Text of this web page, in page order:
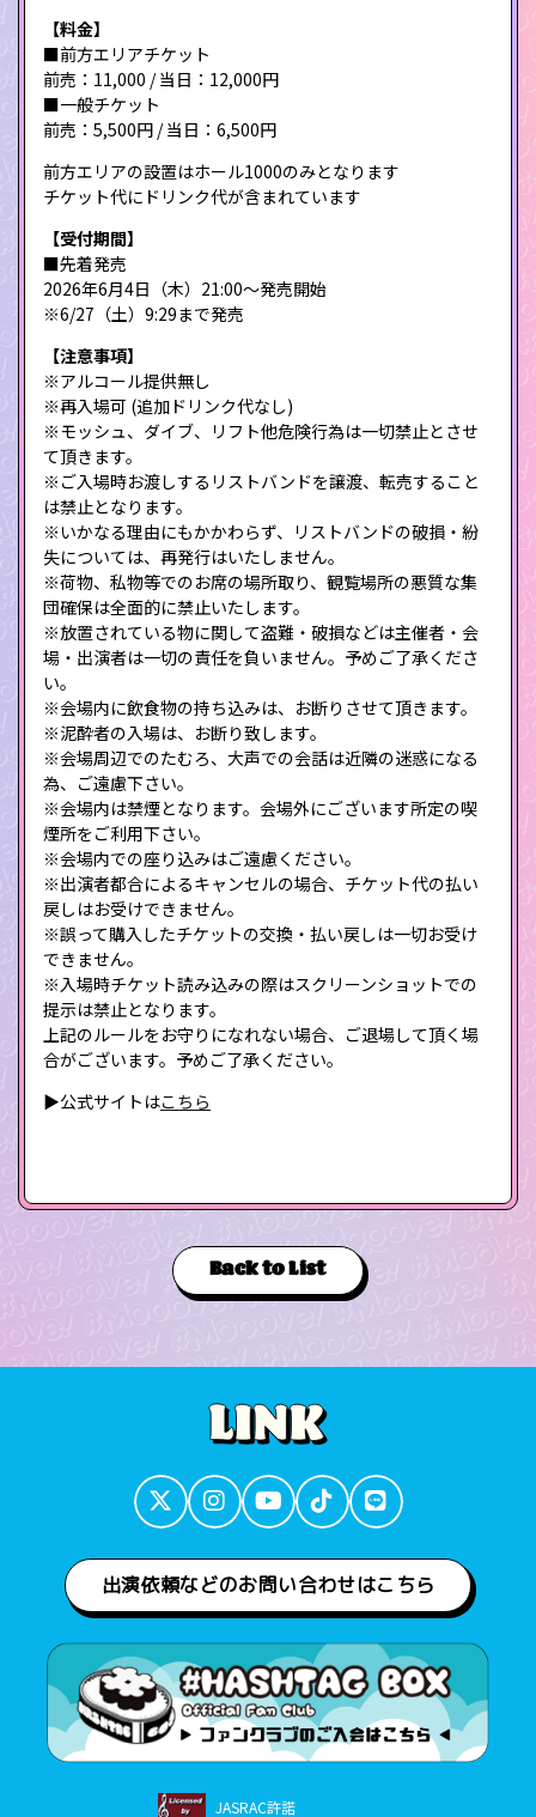
【料金】
■前方エリアチケット
前売：11,000 / 当日：12,000円
■一般チケット
前売：5,500円 / 当日：6,500円
前方エリアの設置はホール1000のみとなります
チケット代にドリンク代が含まれています
【受付期間】
■先着発売
2026年6月4日（木）21:00～発売開始
※6/27（土）9:29まで発売
【注意事項】
※アルコール提供無し
※再入場可 (追加ドリンク代なし)
※モッシュ、ダイブ、リフト他危険行為は一切禁止とさせ
て頂きます。
※ご入場時お渡しするリストバンドを譲渡、転売すること
は禁止となります。
※いかなる理由にもかかわらず、リストバンドの破損・紛
失については、再発行はいたしません。
※荷物、私物等でのお席の場所取り、観覧場所の悪質な集
団確保は全面的に禁止いたします。
※放置されている物に関して盗難・破損などは主催者・会
場・出演者は一切の責任を負いません。予めご了承くださ
い。
※会場内に飲食物の持ち込みは、お断りさせて頂きます。
※泥酔者の入場は、お断り致します。
※会場周辺でのたむろ、大声での会話は近隣の迷惑になる
為、ご遠慮下さい。
※会場内は禁煙となります。会場外にございます所定の喫
煙所をご利用下さい。
※会場内での座り込みはご遠慮ください。
※出演者都合によるキャンセルの場合、チケット代の払い
戻しはお受けできません。
※誤って購入したチケットの交換・払い戻しは一切お受け
できません。
※入場時チケット読み込みの際はスクリーンショットでの
提示は禁止となります。
上記のルールをお守りになれない場合、ご退場して頂く場
合がございます。予めご了承ください。
▶公式サイトはこちら
Back to List
出演依頼などのお問い合わせはこちら
JASRAC許諾